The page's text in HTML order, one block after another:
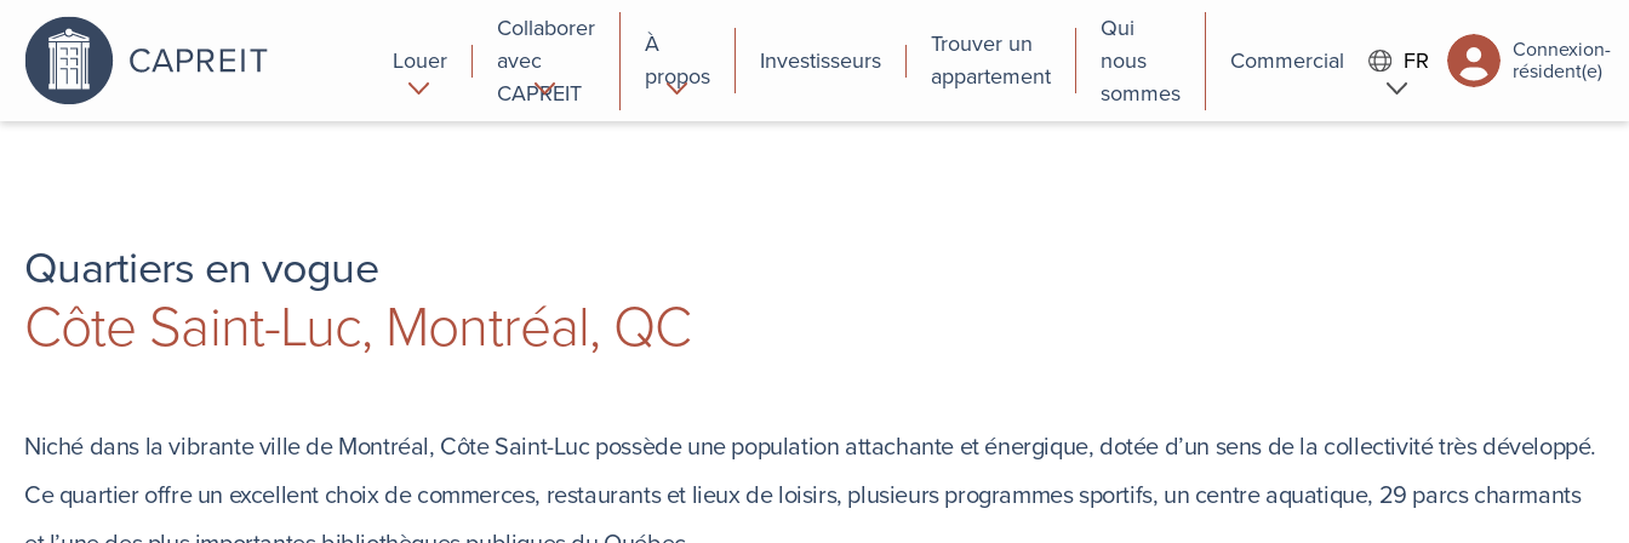
Louer
Collaborer
avec
CAPREIT
À
propos
Investisseurs
Trouver un
appartement
Qui
nous
sommes
Commercial FR Connexion-
résident(e)
Quartiers en vogue
Côte Saint-Luc, Montréal, QC
Niché dans la vibrante ville de Montréal, Côte Saint-Luc possède une population attachante et énergique, dotée d’un sens de la collectivité très développé.
Ce quartier offre un excellent choix de commerces, restaurants et lieux de loisirs, plusieurs programmes sportifs, un centre aquatique, 29 parcs charmants